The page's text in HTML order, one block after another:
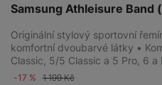
Samsung Athleisure Band
Originální stylový sportovní
komfortní dvoubarvé látky •
Classic, 5/5 Classic a 5 Pro, 6 a
-17 % 1 199Kč